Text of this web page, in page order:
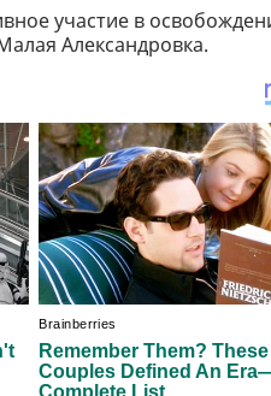
участие в
Александровка.